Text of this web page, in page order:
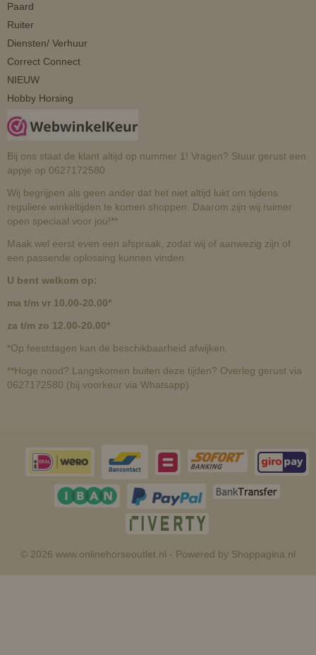
Paard
Ruiter
Diensten/ Verhuur
Correct Connect
NIEUW
Hobby Horsing
Bij ons staat de klant altijd op nummer 1! Vragen? Stuur gerust een
appje op 0627172580
Wij begrijpen als geen ander dat het niet altijd lukt om tijdens
reguliere winkeltijden te komen shoppen. Daarom zijn wij ruimer
open speciaal voor jou!**
Maak wel eerst even een afspraak, zodat wij of aanwezig zijn of
een passende oplossing kunnen vinden.
U bent welkom op:
ma t/m vr 10.00-20.00*
za t/m zo 12.00-20.00*
*Op feestdagen kan de beschikbaarheid afwijken.
**Hoge nood? Langskomen buiten deze tijden? Overleg gerust via
0627172580 (bij voorkeur via Whatsapp)
© 2026 www.onlinehorseoutlet.nl - Powered by Shoppagina.nl